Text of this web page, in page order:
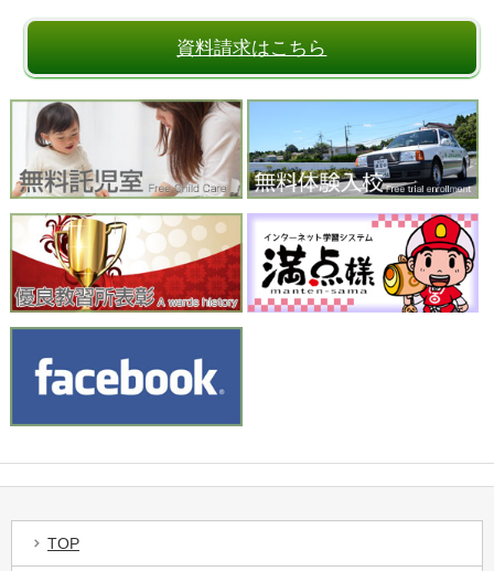
資料請求はこちら
TOP